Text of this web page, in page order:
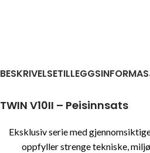
BESKRIVELSE
TWIN V10II – Peisinnsats
Eksklusiv serie med
oppfyller strenge tekniske,